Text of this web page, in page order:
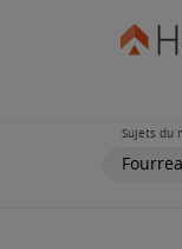
Sujets du